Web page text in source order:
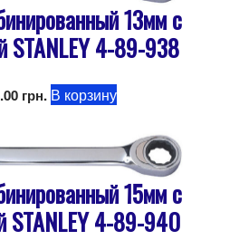
13мм с
STANLEY 4-89-938
грн. В корзину
15мм с
STANLEY 4-89-940